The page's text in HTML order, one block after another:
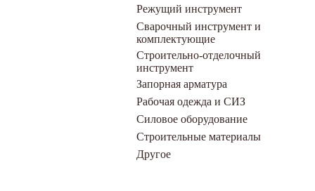
Режущий инструмент
Сварочный инструмент и
комплектующие
Строительно-отделочный
инструмент
Запорная арматура
Рабочая одежда и СИЗ
Силовое оборудование
Строительные материалы
Другое